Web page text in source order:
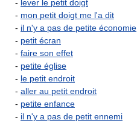
- lever le petit doigt
- mon petit doigt me l'a dit
- il n'y a pas de petite économie
- petit écran
- faire son effet
- petite église
- le petit endroit
- aller au petit endroit
- petite enfance
- il n'y a pas de petit ennemi